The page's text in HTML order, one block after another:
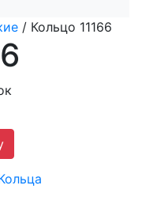
/ Кольцо 11166